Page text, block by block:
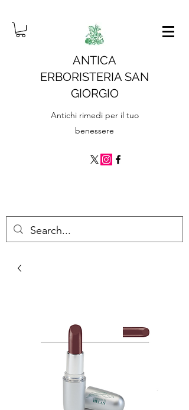
ANTICA
ERBORISTERIA SAN
GIORGIO
Antichi rimedi per il tuo
benessere